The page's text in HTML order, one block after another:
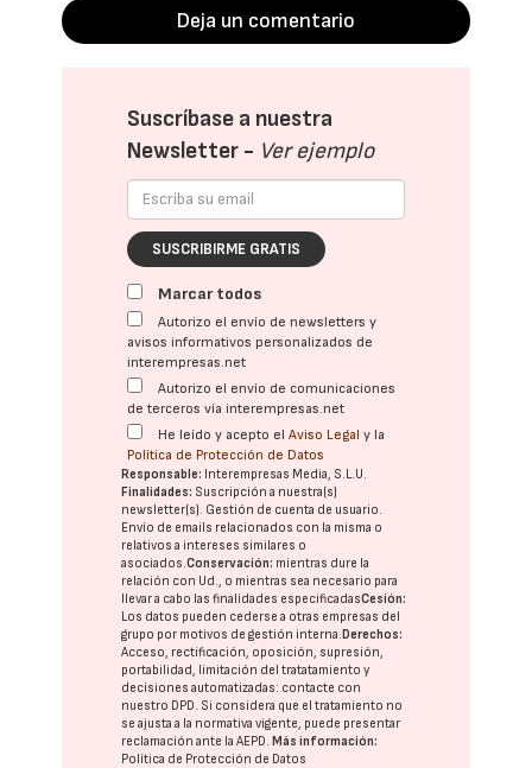
Deja un comentario
Suscríbase a nuestra
Newsletter - Ver ejemplo
SUSCRIBIRME GRATIS
Marcar todos
Autorizo el envío de newsletters y
avisos informativos personalizados de
interempresas.net
Autorizo el envío de comunicaciones
de terceros vía interempresas.net
He leído y acepto elAviso Legal y la
Política de Protección de Datos
Responsable: Interempresas Media, S.L.U.
Finalidades: Suscripción a nuestra(s)
newsletter(s). Gestión de cuenta de usuario.
Envío de emails relacionados con la misma o
relativos a intereses similares o
asociados.Conservación: mientras dure la
relación con Ud., o mientras sea necesario para
llevar a cabo las finalidades especificadasCesión:
Los datos pueden cederse a otras empresas del
grupo por motivos de gestión interna.Derechos:
Acceso, rectificación, oposición, supresión,
portabilidad, limitación del tratatamiento y
decisiones automatizadas: contacte con
nuestro DPD. Si considera que el tratamiento no
se ajusta a la normativa vigente, puede presentar
reclamación ante laAEPD.Más información:
Política de Protección de Datos